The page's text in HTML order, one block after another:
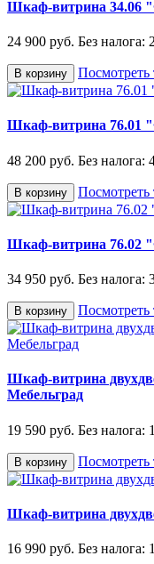
Шкаф-витрина 34.06
24 900 руб. Без налога:
В корзину Посмотреть
Шкаф-витрина 76.01
48 200 руб. Без налога:
В корзину Посмотреть
Шкаф-витрина 76.02
34 950 руб. Без налога:
В корзину Посмотреть
Шкаф-витрина
Мебельград
19 590 руб. Без налога:
В корзину Посмотреть
Шкаф-витрина
16 990 руб. Без налога: